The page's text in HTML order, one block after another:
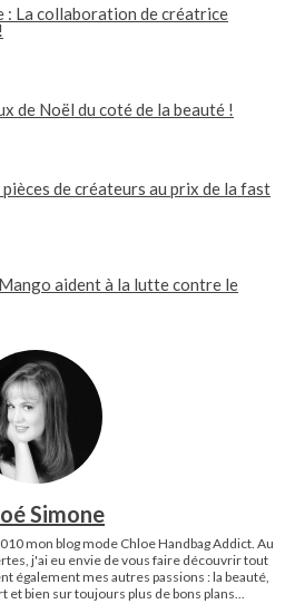
: La collaboration de créatrice
de Noël du coté de la beauté !
de créateurs au prix de la fast
aident à la lutte contre le
Simone
mon blog mode Chloe Handbag Addict. Au
j'ai eu envie de vous faire découvrir tout
également mes autres passions : la beauté,
et bien sur toujours plus de bons plans...